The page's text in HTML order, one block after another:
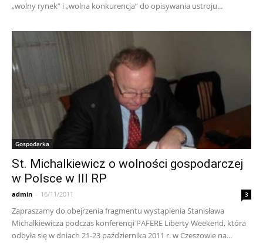
„wolny rynek” i „wolna konkurencja” do opisywania ustroju...
Gospodarka
St. Michalkiewicz o wolności gospodarczej
w Polsce w III RP
admin - 16/11/2011 3
Zapraszamy do obejrzenia fragmentu wystąpienia Stanisława
Michalkiewicza podczas konferencji PAFERE Liberty Weekend, która
odbyła się w dniach 21-23 października 2011 r. w Czeszowie na...